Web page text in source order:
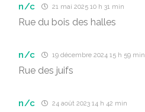
n/c 21 mai 2025 10 h 31 min
Rue du bois des halles
n/c 19 décembre 2024 15 h 59 min
Rue des juifs
n/c 24 août 2023 14 h 42 min